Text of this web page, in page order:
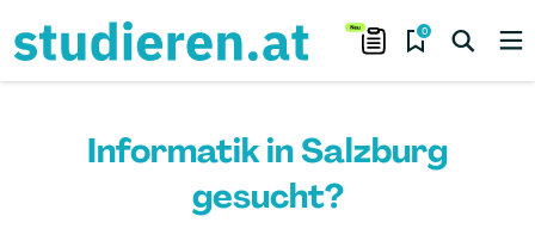
0
Informatik in Salzburg
gesucht?